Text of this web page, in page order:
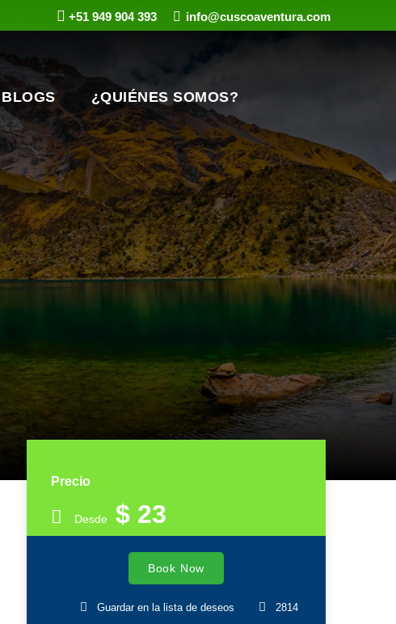
+51 949 904 393 info@cuscoaventura.com
BLOGS ¿QUIÉNES SOMOS?
Precio
Desde $ 23
Book Now
Guardar en la lista de deseos 2814